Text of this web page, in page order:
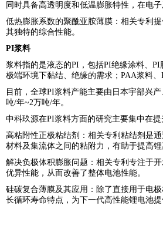
同时具备高透明度和低温膨胀特性，在电
低热膨胀系数的聚酰亚胺薄膜：相关专利
其独特的综合性能。
PI浆料
浆料指的是液态的PI，包括PI绝缘涂料、
极端环境下黏结、绝缘的需求；PAA浆料
目前，全球PI浆料产能主要由日本宇部兴
吨/年~2万吨/年。
中科玖源在PI浆料方面的研究主要集中在
高粘附性正极粘结剂：相关专利粘结剂是
材料及集流体之间的粘附力，有助于提高
解决负极体积膨胀问题：相关专利专注于
优异性能，从而改善了整体电池性能。
硅碳复合薄膜及其应用：除了直接用于电
长循环寿命特点，为下一代高性能锂电池提